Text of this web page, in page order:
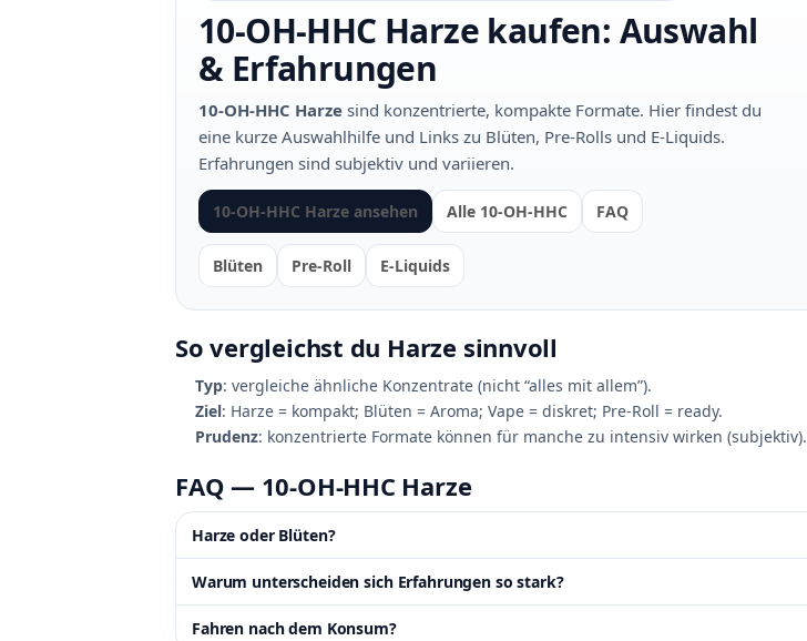
10‑OH‑HHC Harze kaufen: Auswahl
& Erfahrungen
10‑OH‑HHC Harze sind konzentrierte, kompakte Formate. Hier findest du
eine kurze Auswahlhilfe und Links zu Blüten, Pre‑Rolls und E‑Liquids.
Erfahrungen sind subjektiv und variieren.
10‑OH‑HHC Harze ansehen Alle 10‑OH‑HHC FAQ
Blüten Pre‑Roll E‑Liquids
So vergleichst du Harze sinnvoll
Typ: vergleiche ähnliche Konzentrate (nicht “alles mit allem”).
Ziel: Harze = kompakt; Blüten = Aroma; Vape = diskret; Pre‑Roll = ready.
Prudenz: konzentrierte Formate können für manche zu intensiv wirken (subjektiv).
FAQ — 10‑OH‑HHC Harze
Harze oder Blüten?
Warum unterscheiden sich Erfahrungen so stark?
Fahren nach dem Konsum?